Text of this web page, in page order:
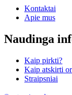
Kontaktai
Apie mus
Naudinga
Kaip pirkti?
Kaip atskirti
Straipsniai